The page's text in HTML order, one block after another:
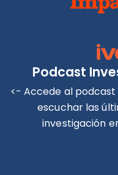
Podcast
<- Accede al
escuchar las
investigación